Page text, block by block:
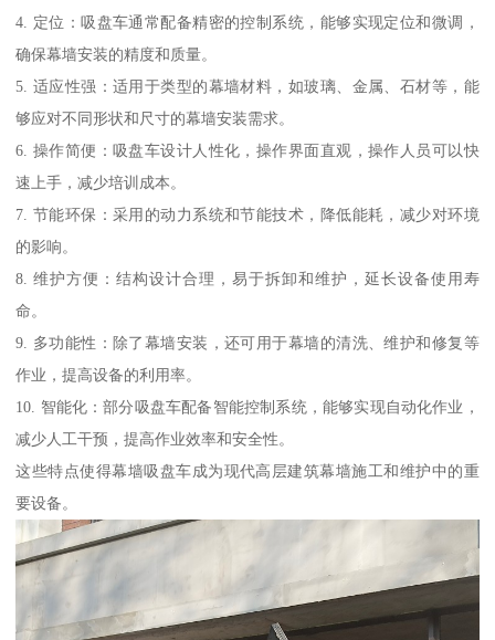
4. 定位：吸盘车通常配备精密的控制系统，能够实现定位和微调，
确保幕墙安装的精度和质量。
5. 适应性强：适用于类型的幕墙材料，如玻璃、金属、石材等，能
够应对不同形状和尺寸的幕墙安装需求。
6. 操作简便：吸盘车设计人性化，操作界面直观，操作人员可以快
速上手，减少培训成本。
7. 节能环保：采用的动力系统和节能技术，降低能耗，减少对环境
的影响。
8. 维护方便：结构设计合理，易于拆卸和维护，延长设备使用寿
命。
9. 多功能性：除了幕墙安装，还可用于幕墙的清洗、维护和修复等
作业，提高设备的利用率。
10. 智能化：部分吸盘车配备智能控制系统，能够实现自动化作业，
减少人工干预，提高作业效率和安全性。
这些特点使得幕墙吸盘车成为现代高层建筑幕墙施工和维护中的重
要设备。